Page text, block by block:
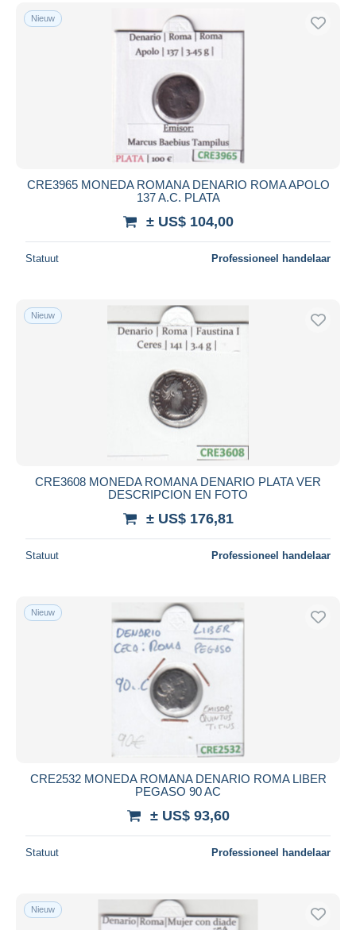
Nieuw
CRE3965 MONEDA ROMANA DENARIO ROMA APOLO
137 A.C. PLATA
± US$ 104,00
Statuut Professioneel handelaar
Nieuw
CRE3608 MONEDA ROMANA DENARIO PLATA VER
DESCRIPCION EN FOTO
± US$ 176,81
Statuut Professioneel handelaar
Nieuw
CRE2532 MONEDA ROMANA DENARIO ROMA LIBER
PEGASO 90 AC
± US$ 93,60
Statuut Professioneel handelaar
Nieuw